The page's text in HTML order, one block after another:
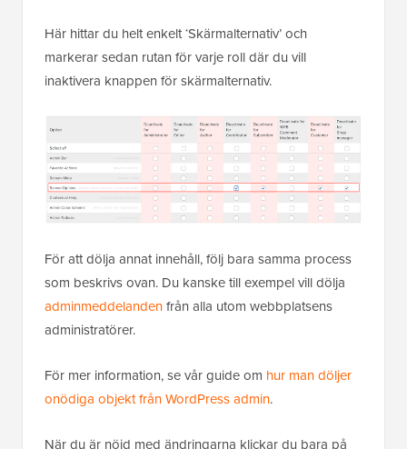
Här hittar du helt enkelt ‘Skärmalternativ’ och
markerar sedan rutan för varje roll där du vill
inaktivera knappen för skärmalternativ.
För att dölja annat innehåll, följ bara samma process
som beskrivs ovan. Du kanske till exempel vill dölja
adminmeddelandenfrån alla utom webbplatsens
administratörer.
För mer information, se vår guide om hur man döljer
onödiga objekt från WordPress admin.
När du är nöjd med ändringarna klickar du bara på